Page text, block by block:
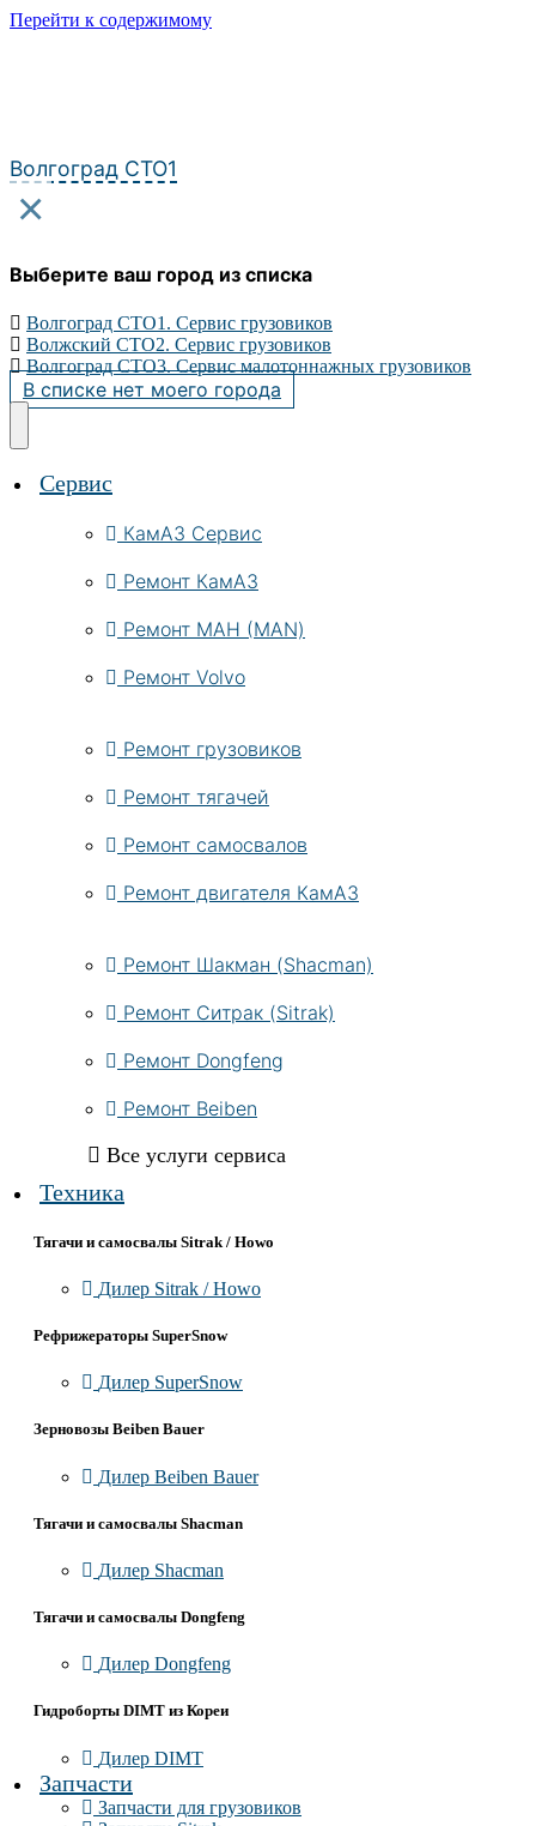
Перейти к содержимому
Волгоград СТО1
×
Выберите ваш город из списка
Волгоград СТО1. Сервис грузовиков
Волжский СТО2. Сервис грузовиков
Волгоград СТО3. Сервис малотоннажных грузовиков
В списке нет моего города
Сервис
КамАЗ Сервис
Ремонт КамАЗ
Ремонт МАН (MAN)
Ремонт Volvo
Ремонт грузовиков
Ремонт тягачей
Ремонт самосвалов
Ремонт двигателя КамАЗ
Ремонт Шакман (Shacman)
Ремонт Ситрак (Sitrak)
Ремонт Dongfeng
Ремонт Beiben
Все услуги сервиса
Техника
Тягачи и самосвалы Sitrak / Howo
Дилер Sitrak / Howo
Рефрижераторы SuperSnow
Дилер SuperSnow
Зерновозы Beiben Bauer
Дилер Beiben Bauer
Тягачи и самосвалы Shacman
Дилер Shacman
Тягачи и самосвалы Dongfeng
Дилер Dongfeng
Гидроборты DIMT из Кореи
Дилер DIMT
Запчасти
Запчасти для грузовиков